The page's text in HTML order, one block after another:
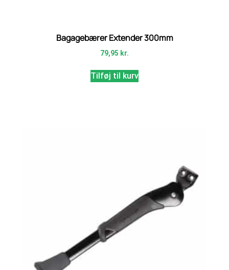
Bagagebærer Extender 300mm
79,95 kr.
Tilføj til kurv